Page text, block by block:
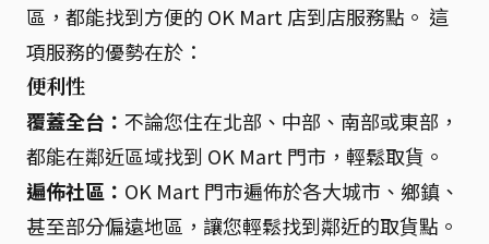
區，都能找到方便的 OK Mart 店到店服務點。 這
項服務的優勢在於：
便利性
覆蓋全台： 不論您住在北部、中部、南部或東部，
都能在鄰近區域找到 OK Mart 門市，輕鬆取貨。
遍佈社區： OK Mart 門市遍佈於各大城市、鄉鎮、
甚至部分偏遠地區，讓您輕鬆找到鄰近的取貨點。